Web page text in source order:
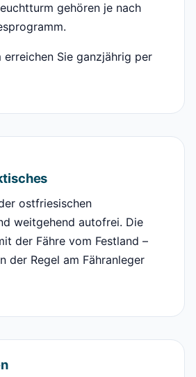
gehören je nach
erreichen Sie ganzjährig per
ostfriesischen
weitgehend autofrei. Die
der Fähre vom Festland –
der Regel am Fähranleger